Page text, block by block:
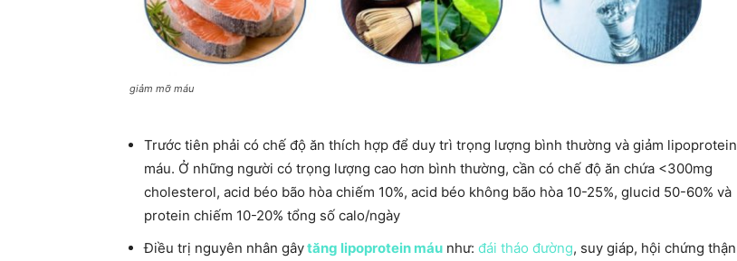
giảm mỡ máu
Trước tiên phải có chế độ ăn thích hợp để duy trì trọng lượng bình thường và giảm lipoprotein
máu. Ở những người có trọng lượng cao hơn bình thường, cần có chế độ ăn chứa <300mg
cholesterol, acid béo bão hòa chiếm 10%, acid béo không bão hòa 10-25%, glucid 50-60% và
protein chiếm 10-20% tổng số calo/ngày
Điều trị nguyên nhân gâytăng lipoprotein máu như: đái tháo đường, suy giáp, hội chứng thận